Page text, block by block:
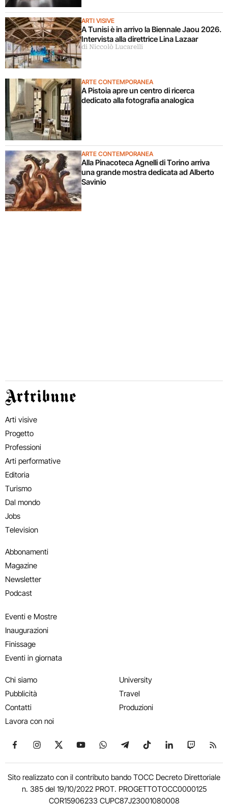
ARTI VISIVE
A Tunisi è in arrivo la Biennale Jaou 2026.
Intervista alla direttrice Lina Lazaar
di Niccolò Lucarelli
ARTE CONTEMPORANEA
A Pistoia apre un centro di ricerca
dedicato alla fotografia analogica
ARTE CONTEMPORANEA
Alla Pinacoteca Agnelli di Torino arriva
una grande mostra dedicata ad Alberto
Savinio
Artribune
Arti visive
Progetto
Professioni
Arti performative
Editoria
Turismo
Dal mondo
Jobs
Television
Abbonamenti
Magazine
Newsletter
Podcast
Eventi e Mostre
Inaugurazioni
Finissage
Eventi in giornata
Chi siamo
Pubblicità
Contatti
Lavora con noi
University
Travel
Produzioni
Seguici su Facebook
Seguici su Instagram
Seguici su X
Seguici su YouTube
Seguici su WhatsApp
Seguici su Telegram
Seguici su TikTok
Seguici su
Seguici
Sito realizzato con il contributo bando TOCC Decreto Direttoriale
n. 385 del 19/10/2022 PROT. PROGETTOTOCC0000125
COR15906233 CUPC87J23001080008